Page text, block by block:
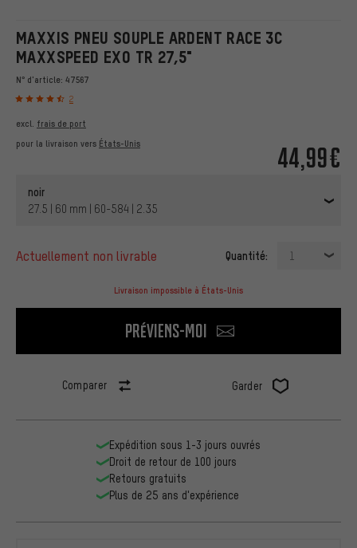
MAXXIS PNEU SOUPLE ARDENT RACE 3C
MAXXSPEED EXO TR 27,5"
N° d'article: 47567
2
44,99€
excl. frais de port
pour la livraison vers États-Unis
noir
27.5 | 60 mm | 60-584 | 2.35
actuellement non livrable Quantité: 1
Livraison impossible à États-Unis
Préviens-moi
Comparer Garder
Expédition sous 1-3 jours ouvrés
Droit de retour de 100 jours
Retours gratuits
Plus de 25 ans d'expérience